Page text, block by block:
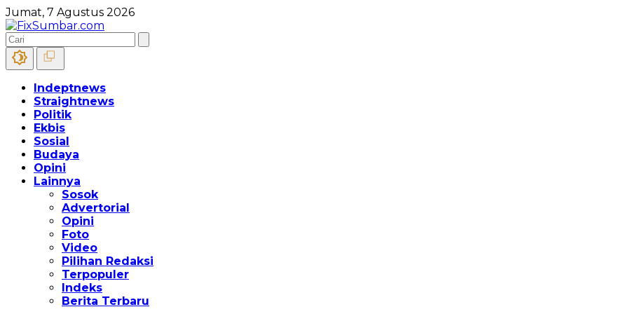
Jumat, 7 Agustus 2026
Indeptnews
Straightnews
Politik
Ekbis
Sosial
Budaya
Opini
Lainnya
Sosok
Advertorial
Opini
Foto
Video
Pilihan Redaksi
Terpopuler
Indeks
Berita Terbaru